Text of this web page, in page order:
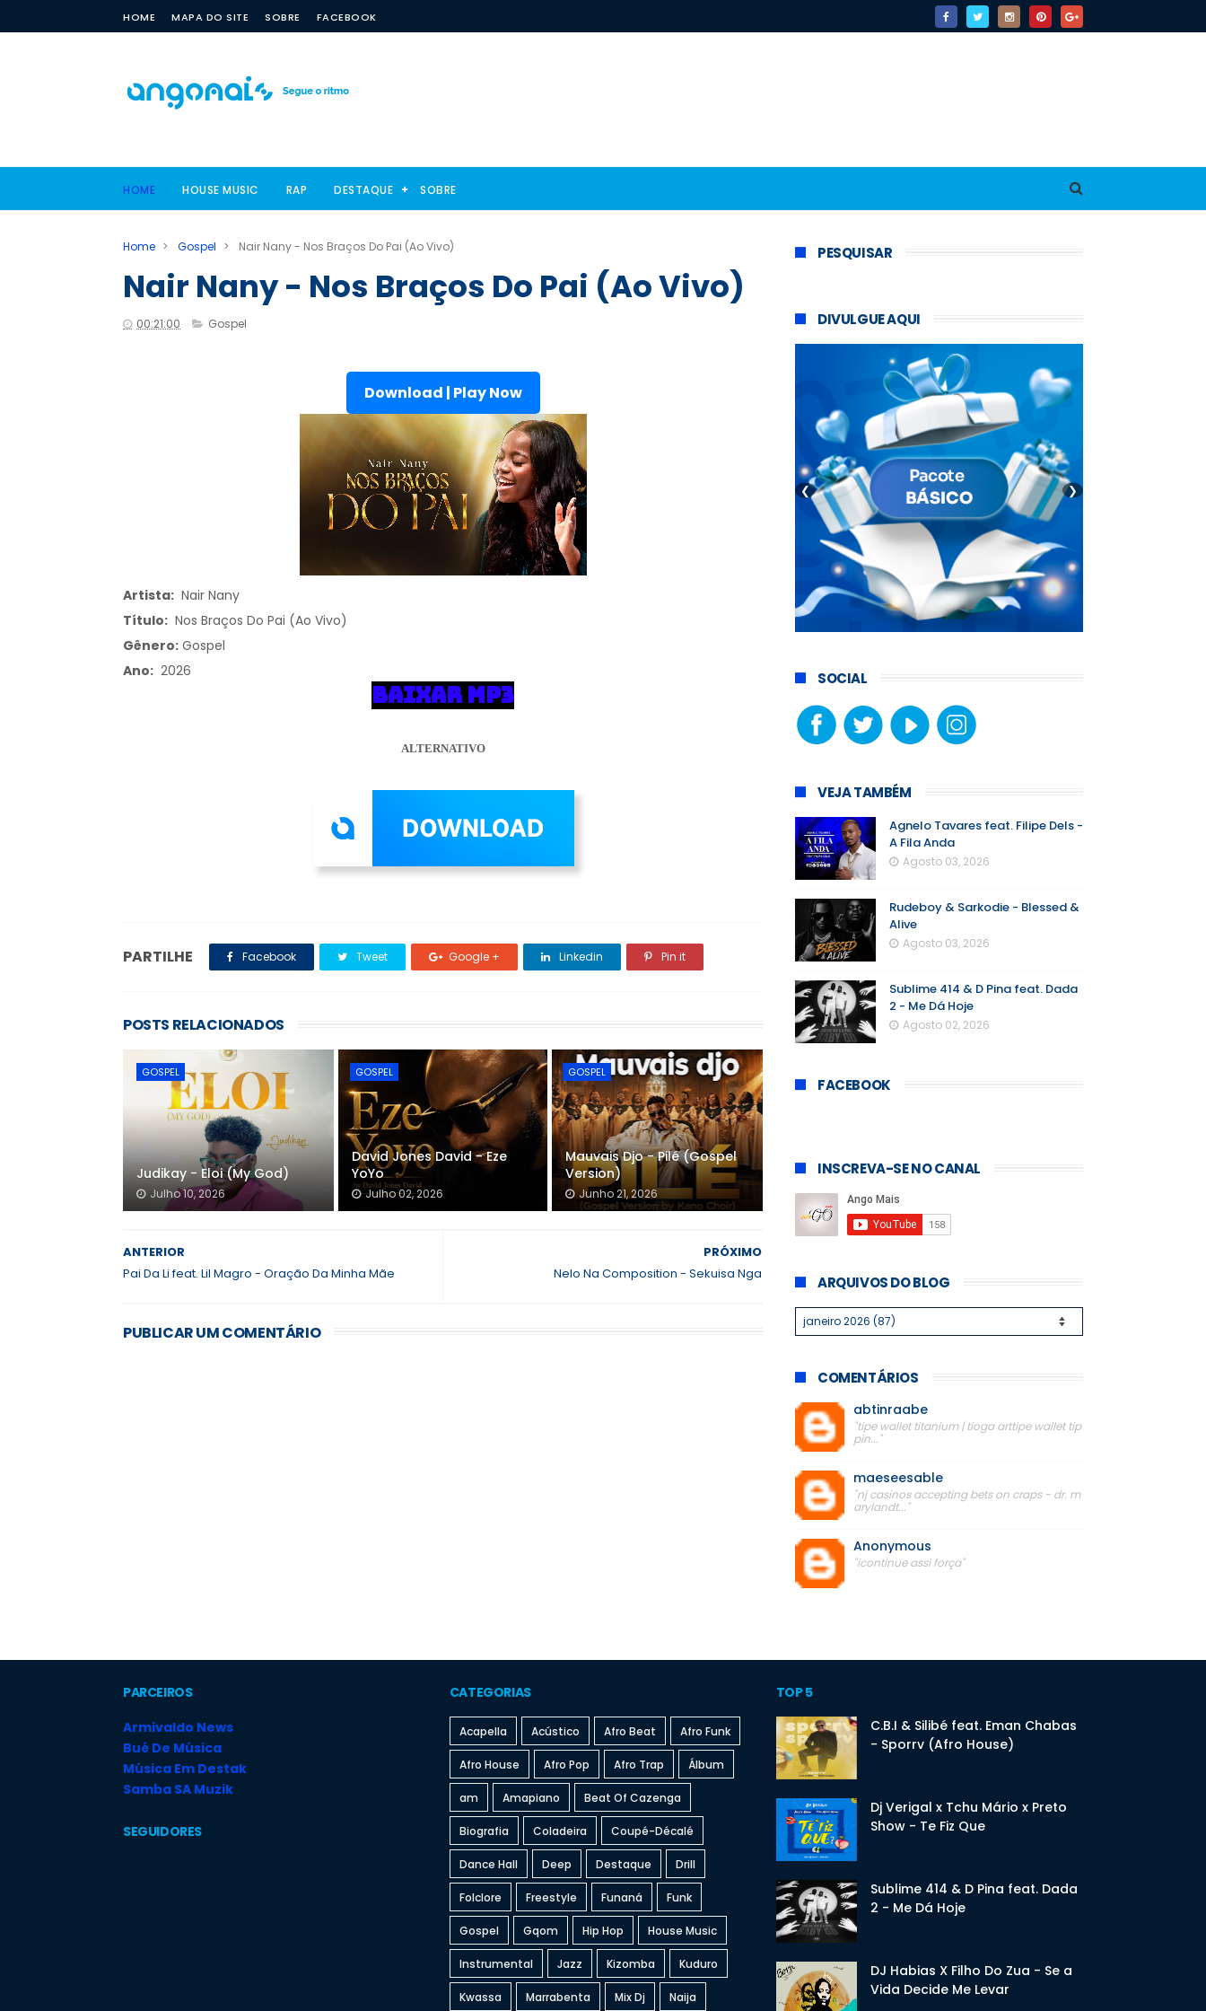
HOME MAPA DO SITE SOBRE FACEBOOK
HOME HOUSE MUSIC RAP DESTAQUE SOBRE
Home > Gospel > Nair Nany - Nos Braços Do Pai (Ao Vivo)
Nair Nany - Nos Braços Do Pai (Ao Vivo)
00:21:00 Gospel
Download | Play Now
Artista: Nair Nany
Título: Nos Braços Do Pai (Ao Vivo)
Gênero: Gospel
Ano: 2026
BAIXAR MP3
ALTERNATIVO
PARTILHE Facebook Tweet Google + Linkedin Pin it
POSTS RELACIONADOS
GOSPEL
Judikay - Eloi (My God)
Julho 10, 2026
GOSPEL
David Jones David - Eze
YoYo
Julho 02, 2026
GOSPEL
Mauvais Djo - Pilé (Gospel
Version)
Junho 21, 2026
PRÓXIMO
Nelo Na Composition - Sekuisa Nga
ANTERIOR
Pai Da Li feat. Lil Magro - Oração Da Minha Mãe
PUBLICAR UM COMENTÁRIO
PESQUISAR
DIVULGUE AQUI
❮ ❯
SOCIAL
VEJA TAMBÉM
Agnelo Tavares feat. Filipe Dels -
A Fila Anda
Agosto 03, 2026
Rudeboy & Sarkodie - Blessed &
Alive
Agosto 03, 2026
Sublime 414 & D Pina feat. Dada
2 - Me Dá Hoje
Agosto 02, 2026
FACEBOOK
INSCREVA-SE NO CANAL
ARQUIVOS DO BLOG
COMENTÁRIOS
abtinraabe
"tipe wallet titanium | tioga arttipe wallet tip
pin..."
maeseesable
"nj casinos accepting bets on craps - dr. m
arylandt..."
Anonymous
"icontinue assi força"
PARCEIROS
Armivaldo News
Bué De Música
Música Em Destak
Samba SA Muzik
SEGUIDORES
CATEGORIAS
Acapella Acústico Afro Beat Afro Funk
Afro House Afro Pop Afro Trap Álbum
am Amapiano Beat Of Cazenga
Biografia Coladeira Coupé-Décalé
Dance Hall Deep Destaque Drill
Folclore Freestyle Funaná Funk
Gospel Gqom Hip Hop House Music
Instrumental Jazz Kizomba Kuduro
Kwassa Marrabenta Mix Dj Naija
TOP 5
C.B.I & Silibé feat. Eman Chabas
- Sporrv (Afro House)
Dj Verigal x Tchu Mário x Preto
Show - Te Fiz Que
Sublime 414 & D Pina feat. Dada
2 - Me Dá Hoje
DJ Habias X Filho Do Zua - Se a
Vida Decide Me Levar